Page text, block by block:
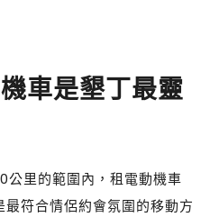
車是墾丁最靈
公里的範圍內，租電動機車
符合情侶約會氛圍的移動方